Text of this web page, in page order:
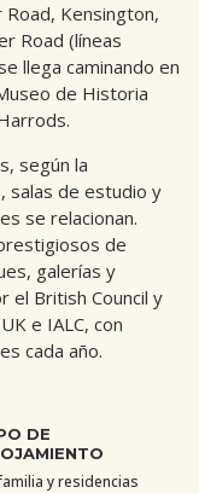
Kensington,
Road (líneas
llega caminando en
de Historia
según la
salas de estudio y
se relacionan.
de
galerías y
el British Council y
e IALC, con
cada año.
DE
y residencias